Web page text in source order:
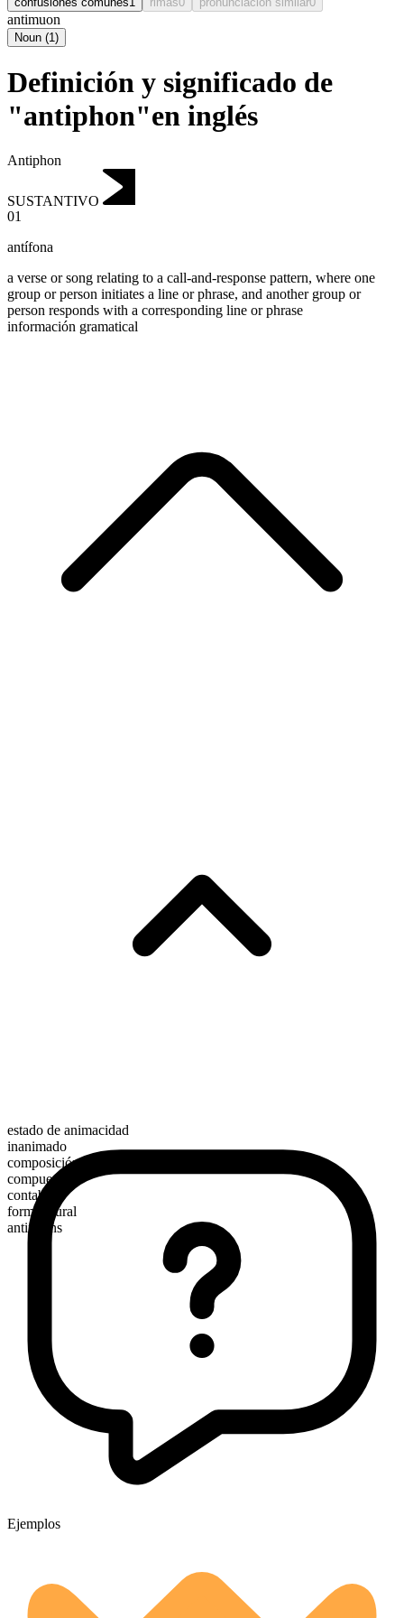
antimuon
Noun (1)
Definición y significado de
"antiphon"en inglés
Antiphon
SUSTANTIVO
01
antífona
a verse or song relating to a call-and-response pattern, where one
group or person initiates a line or phrase, and another group or
person responds with a corresponding line or phrase
información gramatical
estado de animacidad
inanimado
composición morfológica
compuesto
contable
forma plural
antiphons
Ejemplos